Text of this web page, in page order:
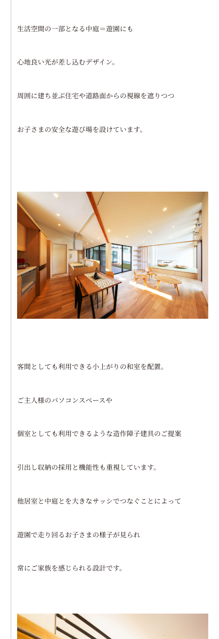
生活空間の一部となる中庭＝遊園にも
心地良い光が差し込むデザイン。
周囲に建ち並ぶ住宅や道路面からの視線を遮りつつ
お子さまの安全な遊び場を設けています。
客間としても利用できる小上がりの和室を配置。
ご主人様のパソコンスペースや
個室としても利用できるような造作障子建具のご提案
引出し収納の採用と機能性も重視しています。
他居室と中庭とを大きなサッシでつなぐことによって
遊園で走り回るお子さまの様子が見られ
常にご家族を感じられる設計です。